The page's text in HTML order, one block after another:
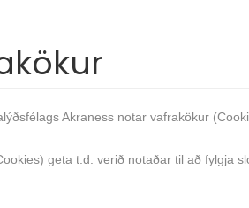
Akraness notar vafrakökur
geta t.d. verið notaðar til að fylgja